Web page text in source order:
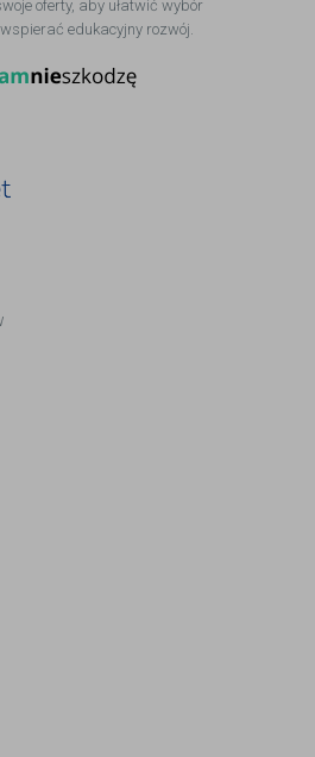
oferty, aby ułatwić wybór
edukacyjny rozwój.